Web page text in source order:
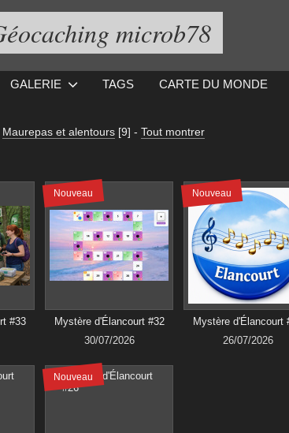
microb78
GALERIE TAGS CARTE DU MONDE
Maurepas et alentours [9] - Tout montrer
#33
Nouveau
Mystère d'Élancourt #32
30/07/2026
Nouveau
Mystère d'Élancourt
26/07/2026
Nouveau